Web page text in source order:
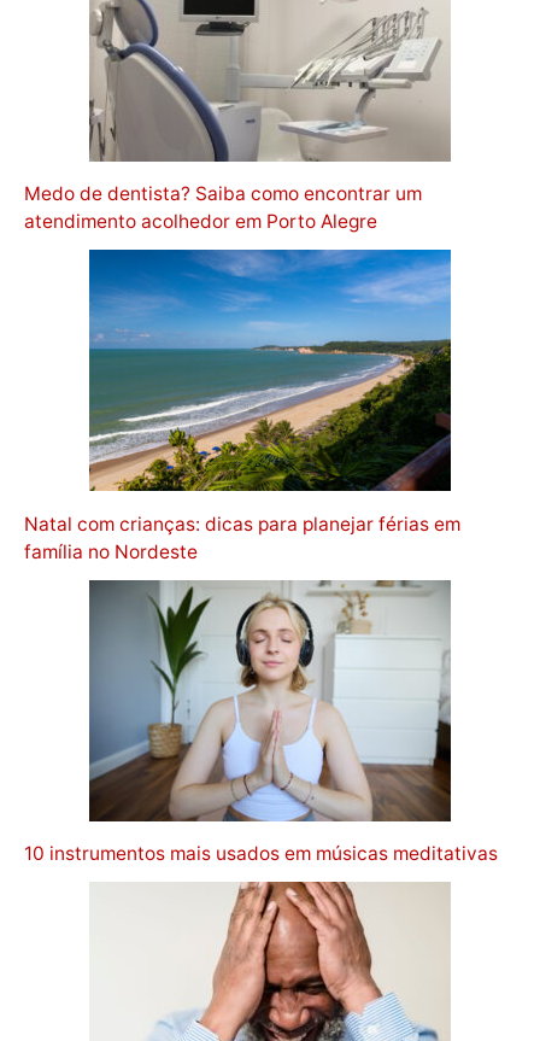
Medo de dentista? Saiba como encontrar um
atendimento acolhedor em Porto Alegre
Natal com crianças: dicas para planejar férias em
família no Nordeste
10 instrumentos mais usados em músicas meditativas